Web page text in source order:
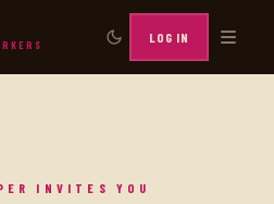
LOG IN
INVITES YOU